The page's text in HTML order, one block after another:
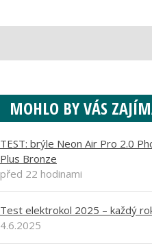
MOHLO BY VÁS
TEST: brýle Neon Air Pro 2.0
Plus Bronze
před 22 hodinami
Test elektrokol 2025 – každý
4.6.2025